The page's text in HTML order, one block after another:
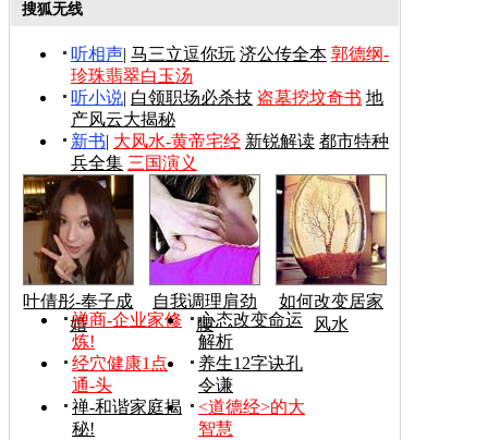
搜狐无线
听相声| 马三立逗你玩 济公传全本 郭德纲-
珍珠翡翠白玉汤
听小说| 白领职场必杀技 盗墓挖坟奇书 地
产风云大揭秘
新书| 大风水-黄帝宅经 新锐解读 都市特种
兵全集 三国演义
叶倩彤-奉子成
婚
自我调理肩劲
腰
如何改变居家
风水
禅商-企业家修
炼!
心态改变命运
解析
经穴健康1点
通-头
养生12字诀孔
令谦
禅-和谐家庭揭
秘!
<道德经>的大
智慧